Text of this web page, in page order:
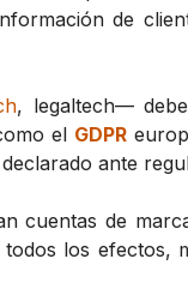
de
, legaltech—
el GDPR
ante
cuentas de
los efectos,